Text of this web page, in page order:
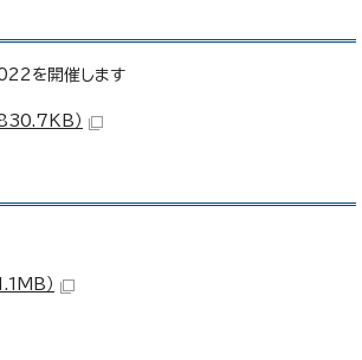
を開催します
）
）